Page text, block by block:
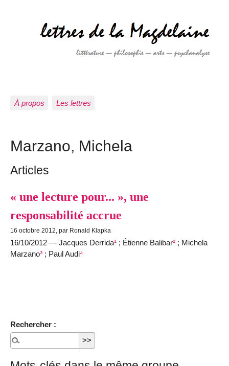
À propos Les lettres
Marzano, Michela
Articles
« une lecture pour... », une
responsabilité accrue
16 octobre 2012, par Ronald Klapka
16/10/2012 — Jacques Derrida¹ ; Étienne Balibar² ; Michela
Marzano³ ; Paul Audi⁴
Rechercher :